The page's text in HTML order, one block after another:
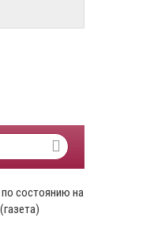
по состоянию на